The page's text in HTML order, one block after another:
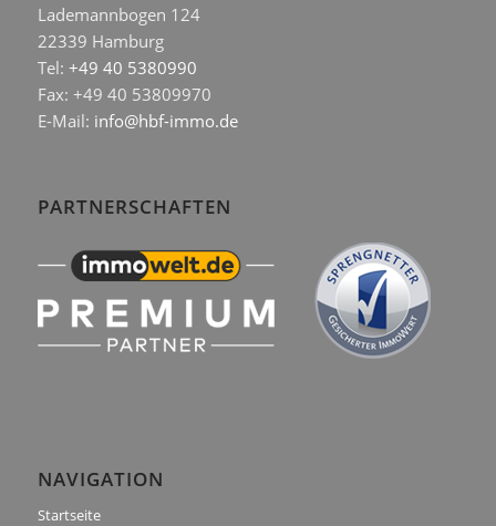
Lademannbogen 124
22339 Hamburg
Tel: +49 40 5380990
Fax: +49 40 53809970
E-Mail: info@hbf-immo.de
PARTNERSCHAFTEN
NAVIGATION
Startseite